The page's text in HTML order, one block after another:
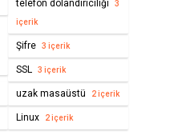
telefon dolandırıcılığı 3
içerik
Şifre 3 içerik
SSL 3 içerik
uzak masaüstü 2 içerik
Linux 2 içerik